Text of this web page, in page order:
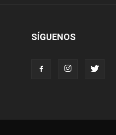
SÍGUENOS